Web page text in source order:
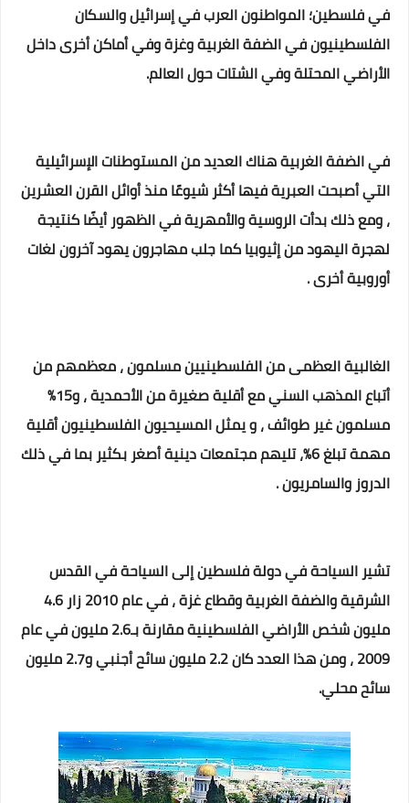
في فلسطين؛ المواطنون العرب في إسرائيل والسكان
الفلسطينيون في الضفة الغربية وغزة وفي أماكن أخرى داخل
الأراضي المحتلة وفي الشتات حول العالم.
في الضفة الغربية هناك العديد من المستوطنات الإسرائيلية
التي أصبحت العبرية فيها أكثر شيوعًا منذ أوائل القرن العشرين
، ومع ذلك بدأت الروسية والأمهرية في الظهور أيضًا كنتيجة
لهجرة اليهود من إثيوبيا كما جلب مهاجرون يهود آخرون لغات
أوروبية أخرى .
الغالبية العظمى من الفلسطينيين مسلمون ، معظمهم من
أتباع المذهب السني مع أقلية صغيرة من الأحمدية ، و15%
مسلمون غير طوائف ، و يمثل المسيحيون الفلسطينيون أقلية
مهمة تبلغ 6%، تليهم مجتمعات دينية أصغر بكثير بما في ذلك
الدروز والسامريون .
تشير السياحة في دولة فلسطين إلى السياحة في القدس
الشرقية والضفة الغربية وقطاع غزة ، في عام 2010 زار 4.6
مليون شخص الأراضي الفلسطينية مقارنة بـ2.6 مليون في عام
2009 ، ومن هذا العدد كان 2.2 مليون سائح أجنبي و2.7 مليون
سائح محلي.